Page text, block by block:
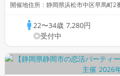
開催地住所：静岡県浜松市中区早馬町
22〜34歳 7,280円
◎受付中